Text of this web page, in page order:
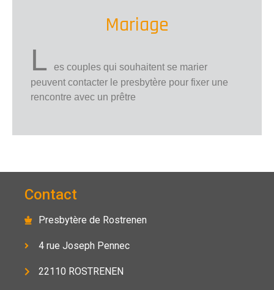
Mariage
L
es couples qui souhaitent se marier
peuvent contacter le presbytère pour fixer une
rencontre avec un prêtre
Contact
Presbytère de Rostrenen
4 rue Joseph Pennec
22110 ROSTRENEN